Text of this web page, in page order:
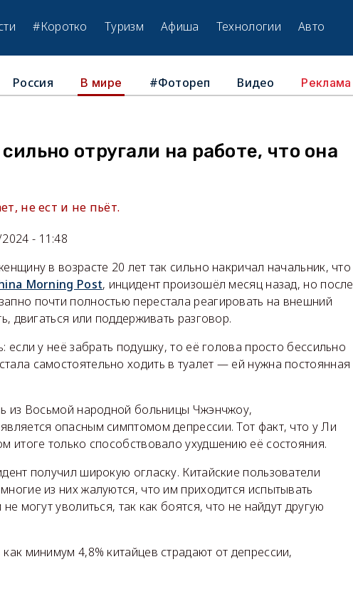
#Коротко Туризм Афиша Технологии Авто
Россия В мире #Фотореп Видео Реклама
отругали на работе, что она
не ест и не пьёт.
- 11:48
в возрасте 20 лет так сильно накричал начальник, что
Morning Post, инцидент произошёл месяц назад, но после
почти полностью перестала реагировать на внешний
двигаться или поддерживать разговор.
если у неё забрать подушку, то её голова просто бессильно
самостоятельно ходить в туалет — ей нужна постоянная
из Восьмой народной больницы Чжэнчжоу,
опасным симптомом депрессии. Тот факт, что у Ли
итоге только способствовало ухудшению её состояния.
получил широкую огласку. Китайские пользователи
из них жалуются, что им приходится испытывать
могут уволиться, так как боятся, что не найдут другую
минимум 4,8% китайцев страдают от депрессии,